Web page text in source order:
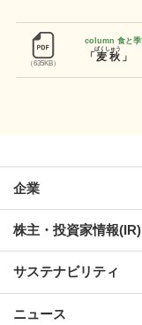
（635KB）
column 食と季
「 麦秋
ばくしゅう
」
企業
株主・投資家情報(IR)
サステナビリティ
ニュース